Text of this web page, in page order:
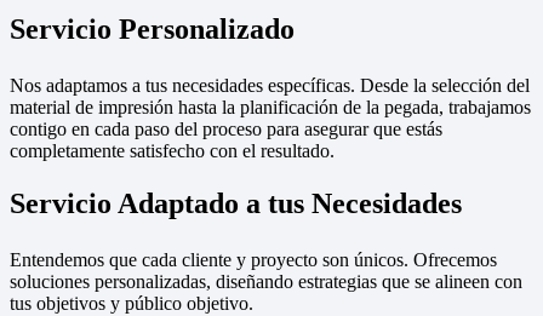
Servicio Personalizado
Nos adaptamos a tus necesidades específicas. Desde la selección del
material de impresión hasta la planificación de la pegada, trabajamos
contigo en cada paso del proceso para asegurar que estás
completamente satisfecho con el resultado.
Servicio Adaptado a tus Necesidades
Entendemos que cada cliente y proyecto son únicos. Ofrecemos
soluciones personalizadas, diseñando estrategias que se alineen con
tus objetivos y público objetivo.